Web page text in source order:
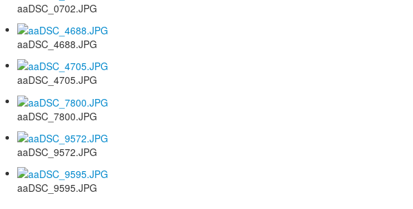
aaDSC_0702.JPG
aaDSC_4688.JPG
aaDSC_4705.JPG
aaDSC_7800.JPG
aaDSC_9572.JPG
aaDSC_9595.JPG